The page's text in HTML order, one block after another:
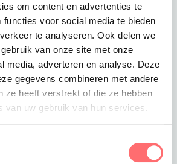
om content en advertenties te
functies voor social media te bieden
te analyseren. Ook delen we
van onze site met onze
media, adverteren en analyse. Deze
gegevens combineren met andere
ze heeft verstrekt of die ze hebben
van uw gebruik van hun services.
aanvragen
of sample aanvragen.
dan in je winkelmandje en
of sample aan.